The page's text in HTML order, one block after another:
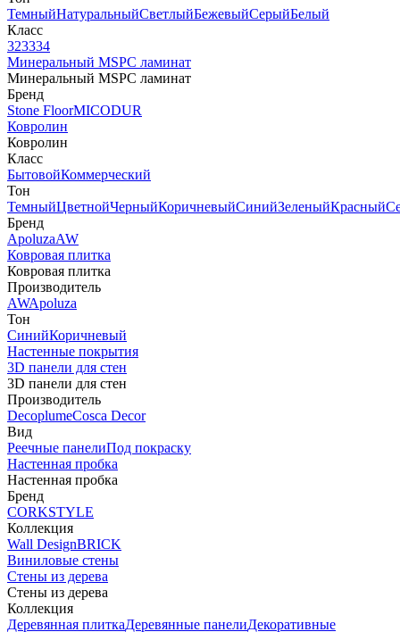
ТемныйНатуральныйСветлыйБежевыйСерыйБелый
Класс
323334
Минеральный MSPC ламинат
Минеральный MSPC ламинат
Бренд
Stone FloorMICODUR
Ковролин
Ковролин
Класс
БытовойКоммерческий
Тон
ТемныйЦветнойЧерныйКоричневыйСинийЗеленыйКрасный
Бренд
ApoluzaAW
Ковровая плитка
Ковровая плитка
Производитель
AWApoluza
Тон
СинийКоричневый
Настенные покрытия
3D панели для стен
3D панели для стен
Производитель
DecoplumeCosca Decor
Вид
Реечные панелиПод покраску
Настенная пробка
Настенная пробка
Бренд
CORKSTYLE
Коллекция
Wall DesignBRICK
Виниловые стены
Стены из дерева
Стены из дерева
Коллекция
Деревянная плиткаДеревянные панелиДекоративные